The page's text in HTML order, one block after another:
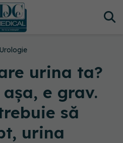
Urologie
urina ta?
e grav.
să
urina